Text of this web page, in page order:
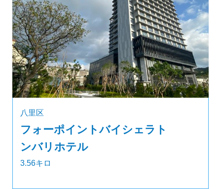
八里区
フォーポイントバイシェラト
ンバリホテル
3.56キロ